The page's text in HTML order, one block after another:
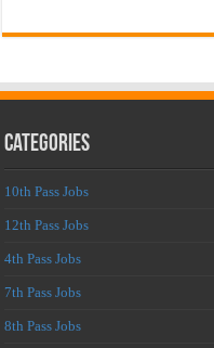
Categories
10th Pass Jobs
12th Pass Jobs
4th Pass Jobs
7th Pass Jobs
8th Pass Jobs